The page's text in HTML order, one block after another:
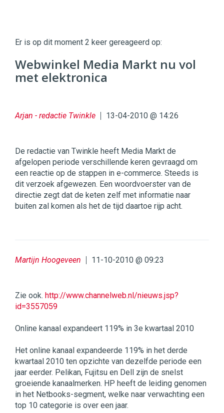
|
Digital
Commercehttps://twinklemagazine.nl
96 54
Er is op dit moment 2 keer gereageerd op:
Webwinkel Media Markt nu vol
met elektronica
Arjan - redactie Twinkle 13-04-2010 @ 14:26
De redactie van Twinkle heeft Media Markt de
afgelopen periode verschillende keren gevraagd om
een reactie op de stappen in e-commerce. Steeds is
dit verzoek afgewezen. Een woordvoerster van de
directie zegt dat de keten zelf met informatie naar
buiten zal komen als het de tijd daartoe rijp acht.
Martijn Hoogeveen 11-10-2010 @ 09:23
Zie ook. http://www.channelweb.nl/nieuws.jsp?
id=3557059
Online kanaal expandeert 119% in 3e kwartaal 2010
Het online kanaal expandeerde 119% in het derde
kwartaal 2010 ten opzichte van dezelfde periode een
jaar eerder. Pelikan, Fujitsu en Dell zijn de snelst
groeiende kanaalmerken. HP heeft de leiding genomen
in het Netbooks-segment, welke naar verwachting een
top 10 categorie is over een jaar.